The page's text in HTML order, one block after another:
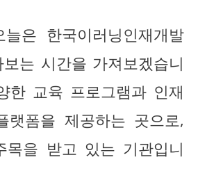
은 한국이러닝인재개발
는 시간을 가져보겠습니
한 교육 프로그램과 인재
랫폼을 제공하는 곳으로,
목을 받고 있는 기관입니